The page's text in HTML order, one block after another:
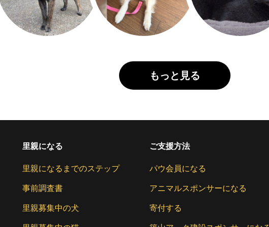
もっと見る
里親になる
里親になるまでのステップ
事前調査書
里親募集中の犬
ご支援方法
パウ会員になる
アニマルスポンサーになる
寄付する